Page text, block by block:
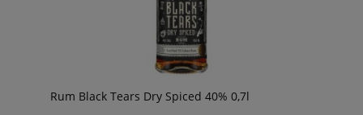
Rum Black Tears Dry Spiced 40% 0,7l